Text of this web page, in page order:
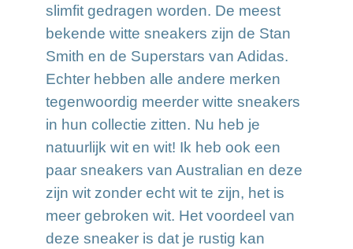
slimfit gedragen worden. De meest
bekende witte sneakers zijn de Stan
Smith en de Superstars van Adidas.
Echter hebben alle andere merken
tegenwoordig meerder witte sneakers
in hun collectie zitten. Nu heb je
natuurlijk wit en wit! Ik heb ook een
paar sneakers van Australian en deze
zijn wit zonder echt wit te zijn, het is
meer gebroken wit. Het voordeel van
deze sneaker is dat je rustig kan